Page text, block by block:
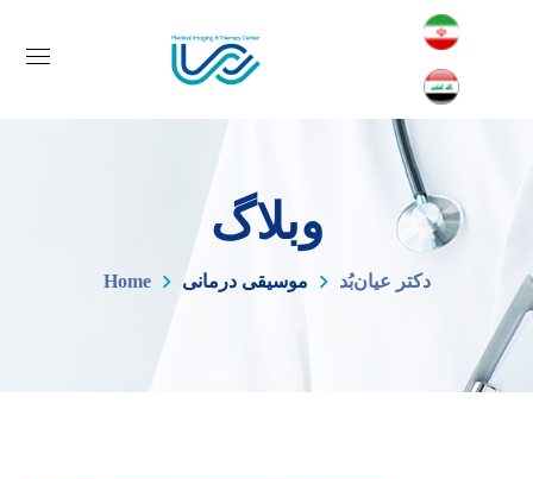
وبلاگ
Home دکتر عیان‌بُد موسیقی درمانی